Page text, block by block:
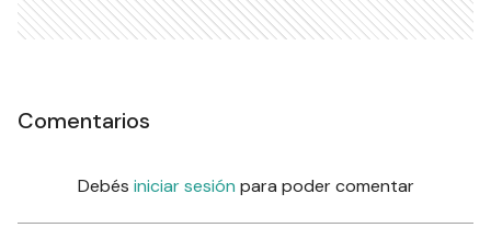
Comentarios
Debés iniciar sesión para poder comentar